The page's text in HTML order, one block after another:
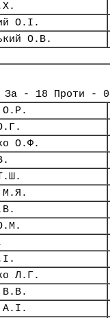
О.І.
О.В.
За - 18 Проти - 0
О.Р.
О.Ф.
М.Я.
Л.Г.
В.В.
А.І.